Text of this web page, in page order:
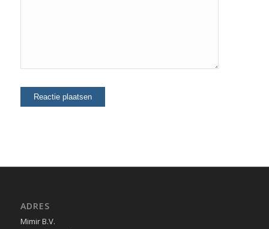
ADRES
Mimir B.V.